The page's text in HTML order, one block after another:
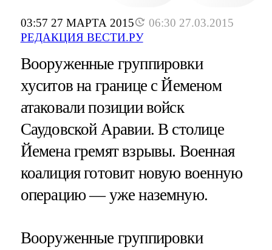
03:57 27 МАРТА 2015
06:30 27.03.2015
РЕДАКЦИЯ ВЕСТИ.РУ
Вооруженные группировки
хуситов на границе с Йеменом
атаковали позиции войск
Саудовской Аравии. В столице
Йемена гремят взрывы. Военная
коалиция готовит новую военную
операцию — уже наземную.
Вооруженные группировки